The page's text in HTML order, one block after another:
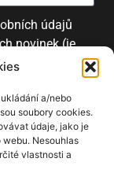
a/nebo
soubory cookies.
údaje, jako je
Nesouhlas
vlastnosti a
údajů
novinek (je